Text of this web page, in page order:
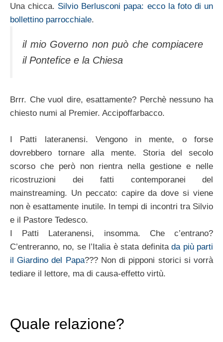
Una chicca. Silvio Berlusconi papa: ecco la foto di un
bollettino parrocchiale.
il mio Governo non può che compiacere
il Pontefice e la Chiesa
Brrr. Che vuol dire, esattamente? Perchè nessuno ha
chiesto numi al Premier. Accipoffarbacco.
I Patti lateranensi. Vengono in mente, o forse
dovrebbero tornare alla mente. Storia del secolo
scorso che però non rientra nella gestione e nelle
ricostruzioni dei fatti contemporanei del
mainstreaming. Un peccato: capire da dove si viene
non è esattamente inutile. In tempi di incontri tra Silvio
e il Pastore Tedesco.
I Patti Lateranensi, insomma. Che c’entrano?
C’entreranno, no, se l’Italia è stata definitada più parti
il Giardino del Papa??? Non di pipponi storici si vorrà
tediare il lettore, ma di causa-effetto virtù.
Quale relazione?